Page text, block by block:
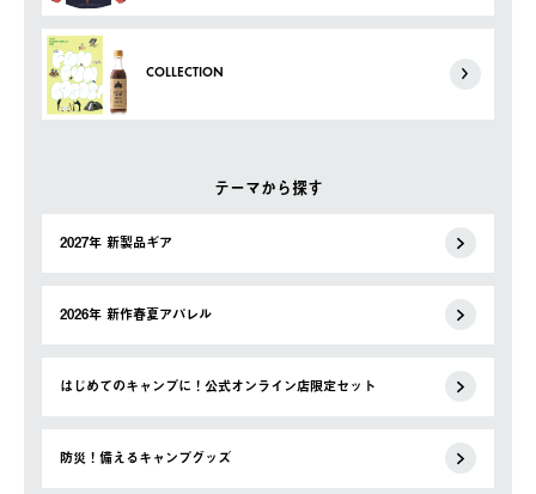
COLLECTION
テーマから探す
2027年 新製品ギア
2026年 新作春夏アパレル
はじめてのキャンプに！公式オンライン店限定セット
防災！備えるキャンプグッズ